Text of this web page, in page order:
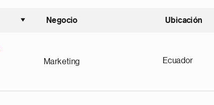
Ordenar ascendente
Negocio Ubicación
Marketing Ecuador